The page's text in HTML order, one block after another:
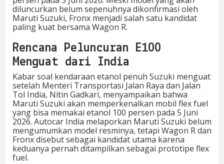
z
u
k
i
e
r
a
n
i
L
a
w
a
n
B
e
diluncurkan belum sepenuhnya dikonfirmasi oleh
Maruti Suzuki, Fronx menjadi salah satu kandidat
paling kuat bersama Wagon R.
Rencana Peluncuran E100
Menguat dari India
Kabar soal kendaraan etanol penuh Suzuki menguat
setelah Menteri Transportasi Jalan Raya dan Jalan
Tol India, Nitin Gadkari, menyampaikan bahwa
Maruti Suzuki akan memperkenalkan mobil flex fuel
yang bisa memakai etanol 100 persen pada 5 Juni
2026. Autocar India melaporkan Maruti Suzuki belum
mengumumkan model resminya, tetapi Wagon R dan
Fronx disebut sebagai kandidat utama karena
keduanya pernah ditampilkan sebagai prototipe flex
fuel.